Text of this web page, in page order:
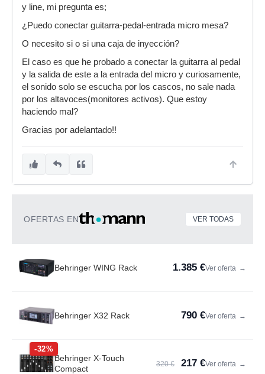
y line, mi pregunta es;
¿Puedo conectar guitarra-pedal-entrada micro mesa?
O necesito si o si una caja de inyección?
El caso es que he probado a conectar la guitarra al pedal
y la salida de este a la entrada del micro y curiosamente,
el sonido solo se escucha por los cascos, no sale nada
por los altavoces(monitores activos). Que estoy
haciendo mal?
Gracias por adelantado!!
OFERTAS EN VER TODAS
Behringer WING Rack 1.385 €Ver oferta →
Behringer X32 Rack 790 €Ver oferta →
-32%
Behringer X-Touch
Compact
320 € 217 €Ver oferta →